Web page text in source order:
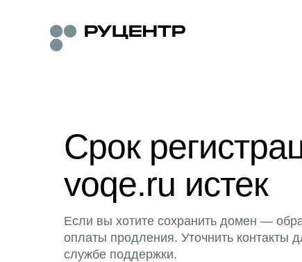
Срок
voqe.ru истек
Если вы хотите сохранить домен —
оплаты продления. Уточнить контакты
службе поддержки.